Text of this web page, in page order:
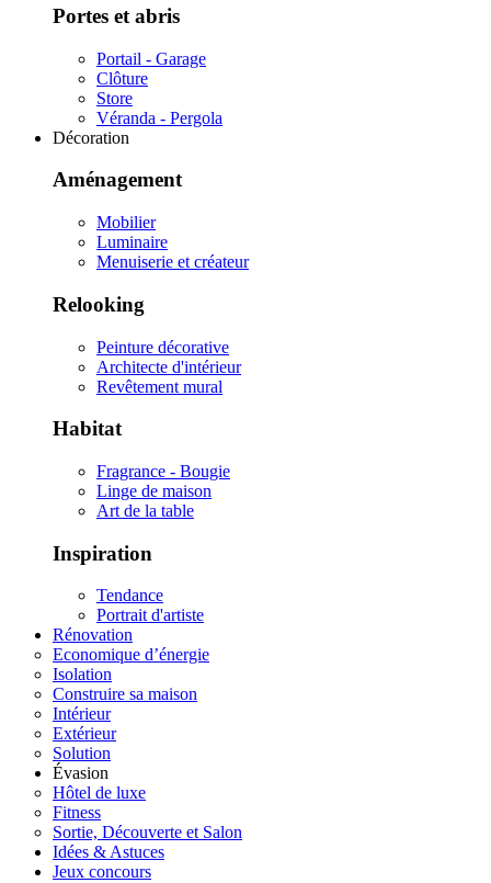
Portes et abris
Portail - Garage
Clôture
Store
Véranda - Pergola
Décoration
Aménagement
Mobilier
Luminaire
Menuiserie et créateur
Relooking
Peinture décorative
Architecte d'intérieur
Revêtement mural
Habitat
Fragrance - Bougie
Linge de maison
Art de la table
Inspiration
Tendance
Portrait d'artiste
Rénovation
Economique d’énergie
Isolation
Construire sa maison
Intérieur
Extérieur
Solution
Évasion
Hôtel de luxe
Fitness
Sortie, Découverte et Salon
Idées & Astuces
Jeux concours